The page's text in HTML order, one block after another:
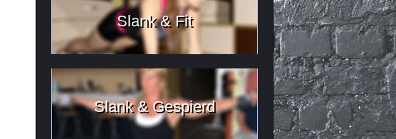
Slank & Fit
Slank & Gespierd